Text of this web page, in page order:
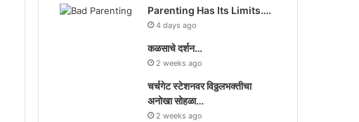
Parenting Has Its Limits….
4 days ago
कळसाचे दर्शन…
2 weeks ago
चर्चगेट स्टेशनवर विठ्ठलभक्तीचा
अनोखा सोहळा…
2 weeks ago